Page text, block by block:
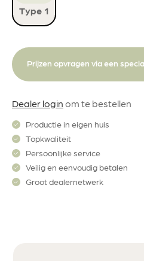
Type 1
Prijzen opvragen via een
Dealer login om te bestellen
Productie in eigen huis
Topkwaliteit
Persoonlijke service
Veilig en eenvoudig betalen
Groot dealernetwerk